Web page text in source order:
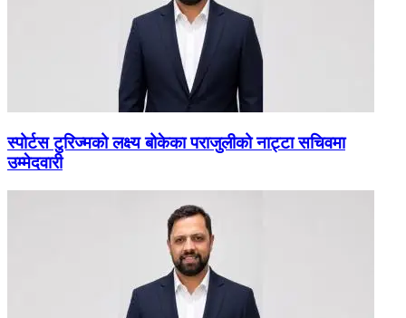
स्पोर्टस टुरिज्मको लक्ष्य बोकेका पराजुलीको नाट्टा सचिवमा
उम्मेदवारी